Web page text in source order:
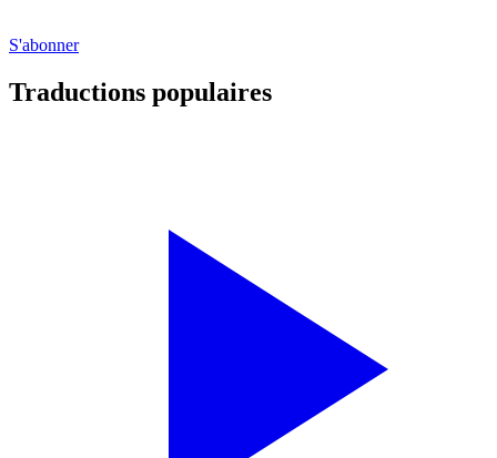
S'abonner
Traductions populaires